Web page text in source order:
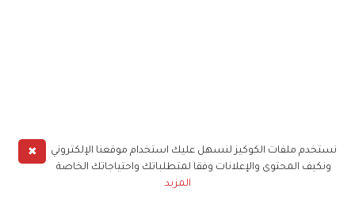
✖
نستخدم ملفات الكوكيز لنسهل عليك استخدام موقعنا الإلكتروني
ونكيف المحتوى والإعلانات وفقا لمتطلباتك واحتياجاتك الخاصة
المزيد